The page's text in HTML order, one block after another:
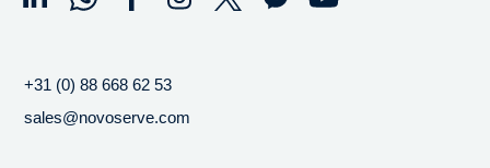
+31 (0) 88 668 62 53
sales@novoserve.com